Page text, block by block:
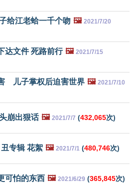
给江老蛤一千个吻 🖼️ 2021/7/20
达文件 死路前行 🖼️ 2021/7/15
儿子掌权后迫害世界 🖼️ 2021/7/10
崩出狠话 🖼️ 2021/7/7 (432,065次)
专辑 花絮 🖼️ 2021/7/1 (480,746次)
可怕的东西 🖼️ 2021/6/29 (365,845次)